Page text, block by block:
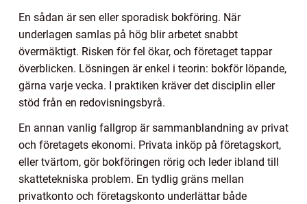
En sådan är sen eller sporadisk bokföring. När
underlagen samlas på hög blir arbetet snabbt
övermäktigt. Risken för fel ökar, och företaget tappar
överblicken. Lösningen är enkel i teorin: bokför löpande,
gärna varje vecka. I praktiken kräver det disciplin eller
stöd från en redovisningsbyrå.
En annan vanlig fallgrop är sammanblandning av privat
och företagets ekonomi. Privata inköp på företagskort,
eller tvärtom, gör bokföringen rörig och leder ibland till
skattetekniska problem. En tydlig gräns mellan
privatkonto och företagskonto underlättar både